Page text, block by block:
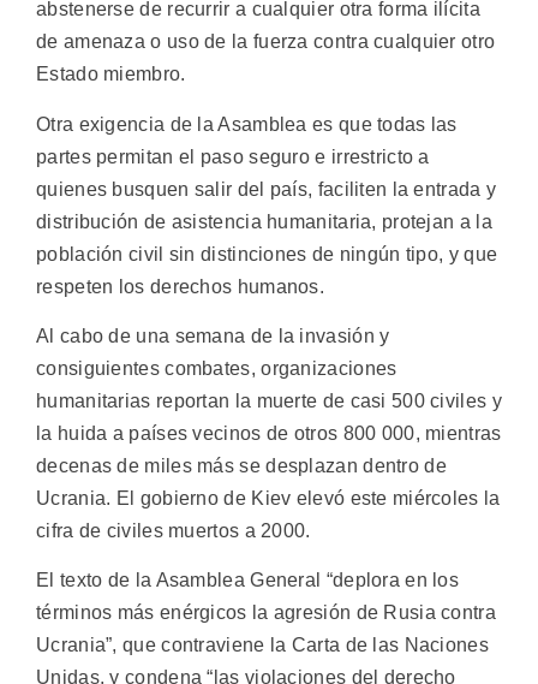
abstenerse de recurrir a cualquier otra forma ilícita
de amenaza o uso de la fuerza contra cualquier otro
Estado miembro.
Otra exigencia de la Asamblea es que todas las
partes permitan el paso seguro e irrestricto a
quienes busquen salir del país, faciliten la entrada y
distribución de asistencia humanitaria, protejan a la
población civil sin distinciones de ningún tipo, y que
respeten los derechos humanos.
Al cabo de una semana de la invasión y
consiguientes combates, organizaciones
humanitarias reportan la muerte de casi 500 civiles y
la huida a países vecinos de otros 800 000, mientras
decenas de miles más se desplazan dentro de
Ucrania. El gobierno de Kiev elevó este miércoles la
cifra de civiles muertos a 2000.
El texto de la Asamblea General “deplora en los
términos más enérgicos la agresión de Rusia contra
Ucrania”, que contraviene la Carta de las Naciones
Unidas, y condena “las violaciones del derecho